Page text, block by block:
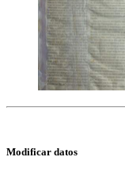
Modificar datos